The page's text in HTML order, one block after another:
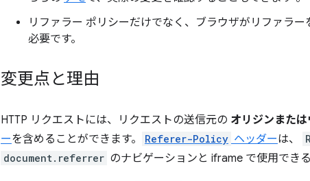
リファラー ポリシーだけでなく、ブラウザがリファラ
必要です。
変更点と理由
HTTP リクエストには、リクエストの送信元の オリジンまた
ーを含めることができます。 Referer-Policy ヘッダーは、
document.referrer のナビゲーションと iframe で使用でき